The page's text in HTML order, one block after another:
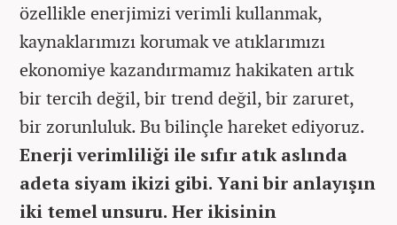
özellikle enerjimizi verimli kullanmak,
kaynaklarımızı korumak ve atıklarımızı
ekonomiye kazandırmamız hakikaten artık
bir tercih değil, bir trend değil, bir zaruret,
bir zorunluluk. Bu bilinçle hareket ediyoruz.
Enerji verimliliği ile sıfır atık aslında
adeta siyam ikizi gibi. Yani bir anlayışın
iki temel unsuru. Her ikisinin